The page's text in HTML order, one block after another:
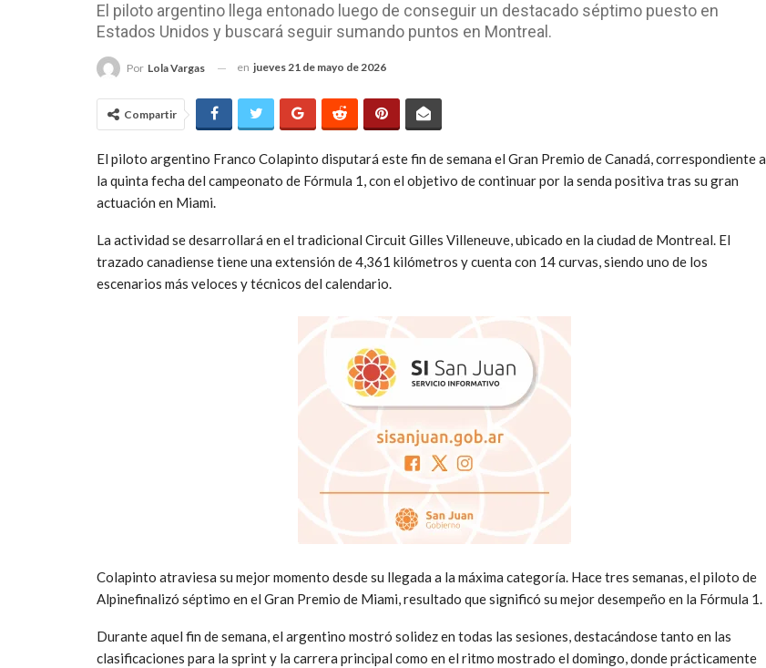
El piloto argentino llega entonado luego de conseguir un destacado séptimo puesto en
Estados Unidos y buscará seguir sumando puntos en Montreal.
Por Lola Vargas en jueves 21 de mayo de 2026
Compartir
El piloto argentino Franco Colapinto disputará este fin de semana el Gran Premio de Canadá, correspondiente a
la quinta fecha del campeonato de Fórmula 1, con el objetivo de continuar por la senda positiva tras su gran
actuación en Miami.
La actividad se desarrollará en el tradicional Circuit Gilles Villeneuve, ubicado en la ciudad de Montreal. El
trazado canadiense tiene una extensión de 4,361 kilómetros y cuenta con 14 curvas, siendo uno de los
escenarios más veloces y técnicos del calendario.
Colapinto atraviesa su mejor momento desde su llegada a la máxima categoría. Hace tres semanas, el piloto de
Alpinefinalizó séptimo en el Gran Premio de Miami, resultado que significó su mejor desempeño en la Fórmula 1.
Durante aquel fin de semana, el argentino mostró solidez en todas las sesiones, destacándose tanto en las
clasificaciones para la sprint y la carrera principal como en el ritmo mostrado el domingo, donde prácticamente